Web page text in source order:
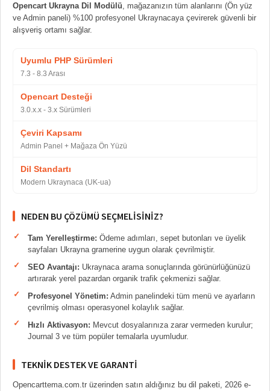
Opencart Ukrayna Dil Modülü , mağazanızın tüm alanlarını (Ön yüz
ve Admin paneli) %100 profesyonel Ukraynacaya çevirerek güvenli bir
alışveriş ortamı sağlar.
Uyumlu PHP Sürümleri
7.3 - 8.3 Arası
Opencart Desteği
3.0.x.x - 3.x Sürümleri
Çeviri Kapsamı
Admin Panel + Mağaza Ön Yüzü
Dil Standartı
Modern Ukraynaca (UK-ua)
NEDEN BU ÇÖZÜMÜ SEÇMELISINIZ?
Tam Yerelleştirme: Ödeme adımları, sepet butonları ve üyelik
sayfaları Ukrayna gramerine uygun olarak çevrilmiştir.
SEO Avantajı: Ukraynaca arama sonuçlarında görünürlüğünüzü
artırarak yerel pazardan organik trafik çekmenizi sağlar.
Profesyonel Yönetim: Admin panelindeki tüm menü ve ayarların
çevrilmiş olması operasyonel kolaylık sağlar.
Hızlı Aktivasyon: Mevcut dosyalarınıza zarar vermeden kurulur;
Journal 3 ve tüm popüler temalarla uyumludur.
TEKNIK DESTEK VE GARANTI
Opencarttema.com.tr üzerinden satın aldığınız bu dil paketi, 2026 e-